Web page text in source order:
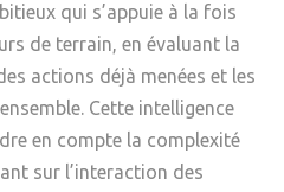
qui s’appuie à la fois
de terrain, en évaluant la
actions déjà menées et les
Cette intelligence
en compte la complexité
sur l’interaction des